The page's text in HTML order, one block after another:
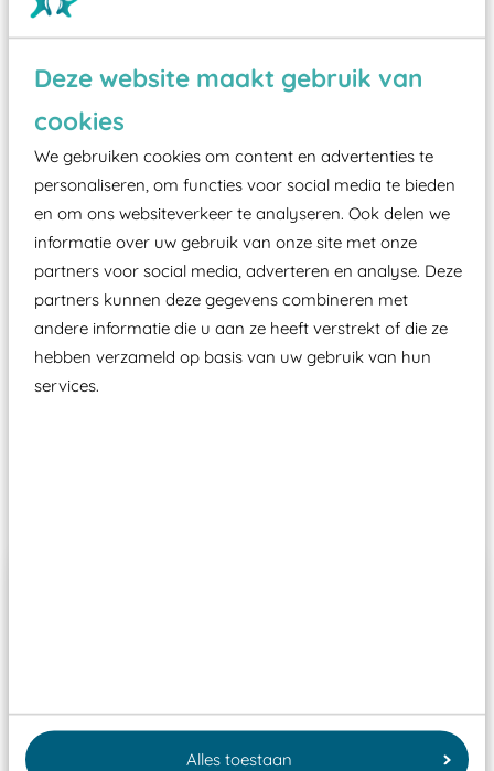
Deze website maakt gebruik van
cookies
We gebruiken cookies om content en advertenties te
personaliseren, om functies voor social media te bieden
en om ons websiteverkeer te analyseren. Ook delen we
informatie over uw gebruik van onze site met onze
partners voor social media, adverteren en analyse. Deze
partners kunnen deze gegevens combineren met
andere informatie die u aan ze heeft verstrekt of die ze
hebben verzameld op basis van uw gebruik van hun
services.
Alles toestaan
Wist je dat:
Vanaf een valhoogte van 1,5 meter een speciale
valondergrond onder speeltoestellen verplicht is
zoals kunstgras, rubber tegels of boomschors?
Elk speeltoestel in de openbare ruimte voorzien
moet zijn van een typekeuring, -plaatje en
certificering, uitgegeven door een Nederlands
aangewezen keuringsinstantie?
Wij ook speeltoestellen kunnen laten keuren zodat
ze toch binnen het Warenwetbesluit Attractie- en